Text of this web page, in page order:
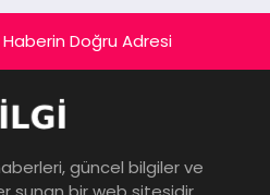
Doğru Adresi
güncel bilgiler ve